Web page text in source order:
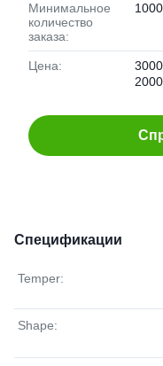
Минимальное
количество
заказа:
1000
Цена:
Спецификации
Temper:
Shape: